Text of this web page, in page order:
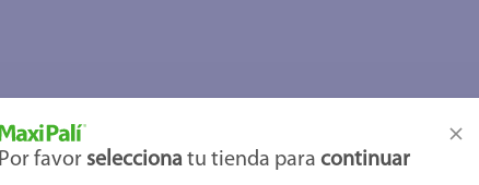
Por favor selecciona tu tienda para continuar